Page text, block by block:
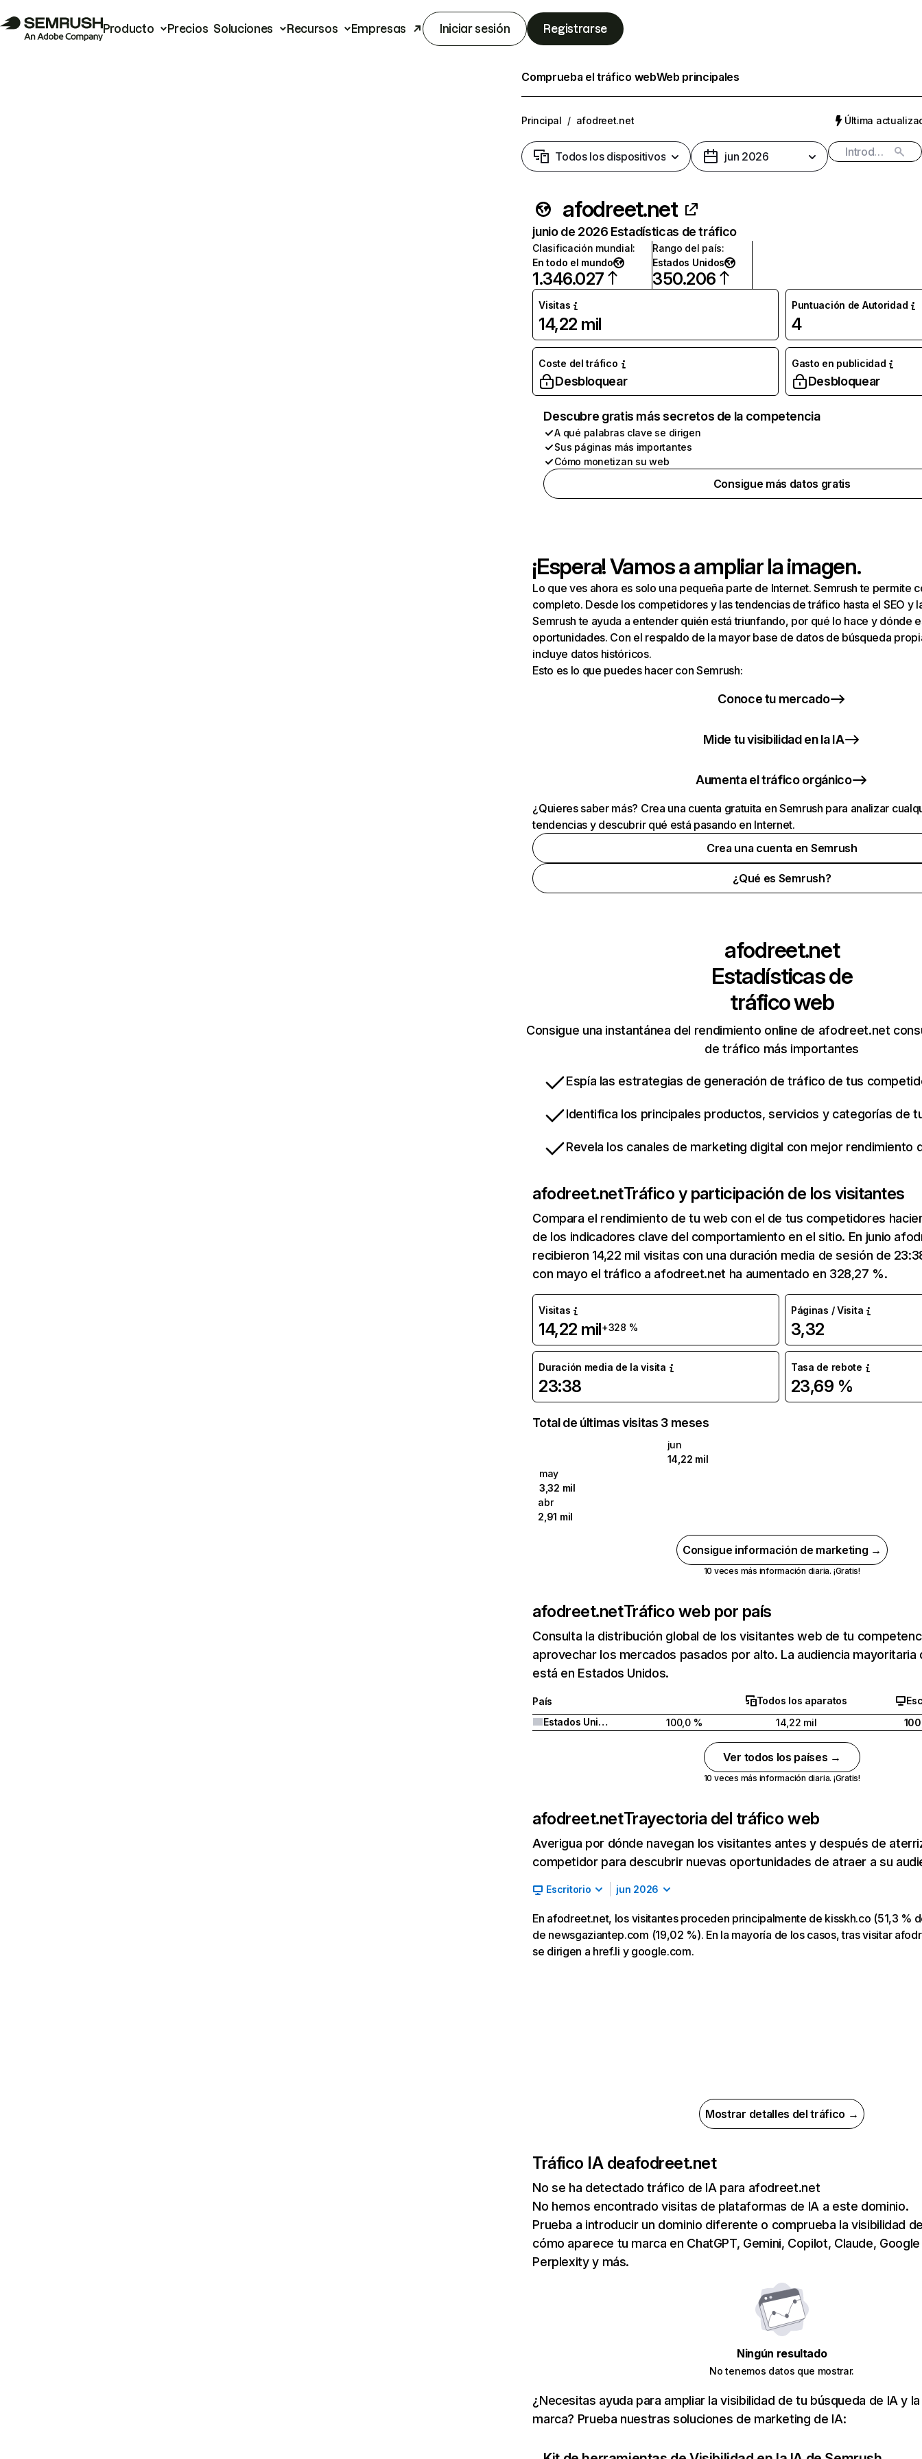
Producto Precios Soluciones Recursos Empresas Iniciar sesión Registrarse
Comprueba el tráfico webWeb principales
Principal / afodreet.net Última
Todos los dispositivos jun 2026
afodreet.net
junio de 2026 Estadísticas de tráfico
Clasificación mundial:
En todo el mundo
1.346.027
Rango del país:
Estados Unidos
350.206
Visitas
14,22 mil
Puntuación de Autoridad
4
Coste del tráfico
Desbloquear
Gasto en publicidad
Desbloquear
Descubre gratis más secretos de la competencia
A qué palabras clave se dirigen
Sus páginas más importantes
Cómo monetizan su web
Consigue más datos gratis
¡Espera! Vamos a ampliar la imagen.
Lo que ves ahora es solo una pequeña parte de Internet. Semrush te permite
completo. Desde los competidores y las tendencias de tráfico hasta el SEO y
Semrush te ayuda a entender quién está triunfando, por qué lo hace y dónde
oportunidades. Con el respaldo de la mayor base de datos de búsqueda
incluye datos históricos.
Esto es lo que puedes hacer con Semrush:
Conoce tu mercado
Mide tu visibilidad en la IA
Aumenta el tráfico orgánico
¿Quieres saber más? Crea una cuenta gratuita en Semrush para analizar
tendencias y descubrir qué está pasando en Internet.
Crea una cuenta en Semrush
¿Qué es Semrush?
afodreet.net
Estadísticas de
tráfico web
Consigue una instantánea del rendimiento online de afodreet.net
de tráfico más importantes
Espía las estrategias de generación de tráfico de tus
Identifica los principales productos, servicios y categorías de
Revela los canales de marketing digital con mejor rendimiento
afodreet.netTráfico y participación de los visitantes
Compara el rendimiento de tu web con el de tus competidores
de los indicadores clave del comportamiento en el sitio. En junio
recibieron 14,22 mil visitas con una duración media de sesión de
con mayo el tráfico a afodreet.net ha aumentado en 328,27 %.
Visitas
14,22 mil+328 %
Páginas / Visita
3,32
Duración media de la visita
23:38
Tasa de rebote
23,69 %
Total de últimas visitas 3 meses
jun
14,22 mil
may
3,32 mil
abr
2,91 mil
Consigue información de marketing →
10 veces más información diaria. ¡Gratis!
afodreet.netTráfico web por país
Consulta la distribución global de los visitantes web de tu
aprovechar los mercados pasados por alto. La audiencia
está en Estados Unidos.
País Todos los aparatos
Estados Unidos
100,0 % 14,22 mil
Ver todos los países →
10 veces más información diaria. ¡Gratis!
afodreet.netTrayectoria del tráfico web
Averigua por dónde navegan los visitantes antes y después de
competidor para descubrir nuevas oportunidades de atraer a su
Escritorio jun 2026
En afodreet.net, los visitantes proceden principalmente de kisskh.co (51,3 %
de newsgaziantep.com (19,02 %). En la mayoría de los casos, tras visitar
se dirigen a href.li y google.com.
Mostrar detalles del tráfico →
Tráfico IA deafodreet.net
No se ha detectado tráfico de IA para afodreet.net
No hemos encontrado visitas de plataformas de IA a este dominio.
Prueba a introducir un dominio diferente o comprueba la visibilidad
cómo aparece tu marca en ChatGPT, Gemini, Copilot, Claude,
Perplexity y más.
Ningún resultado
No tenemos datos que mostrar.
¿Necesitas ayuda para ampliar la visibilidad de tu búsqueda de IA y
marca? Prueba nuestras soluciones de marketing de IA: